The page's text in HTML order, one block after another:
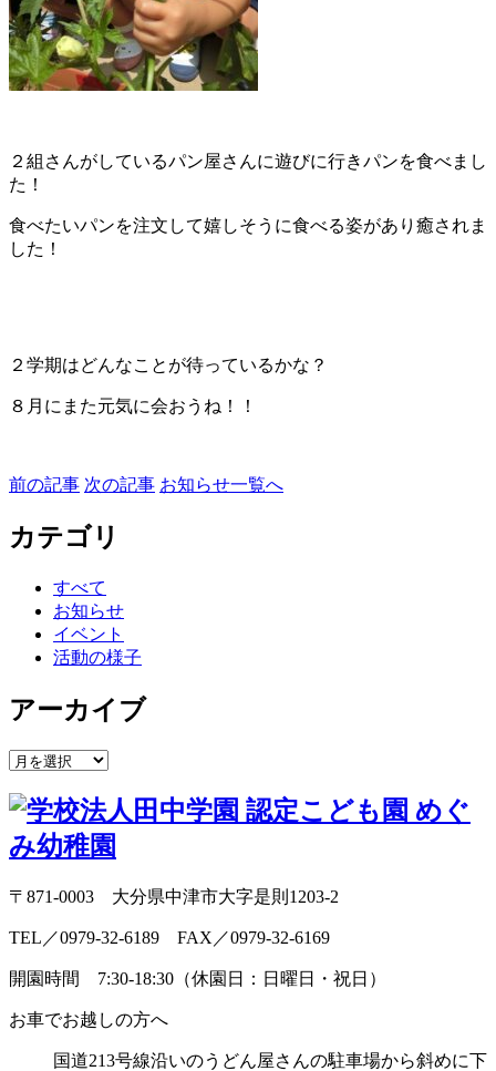
２組さんがしているパン屋さんに遊びに行きパンを食べまし
た！
食べたいパンを注文して嬉しそうに食べる姿があり癒されま
した！
２学期はどんなことが待っているかな？
８月にまた元気に会おうね！！
前の記事 次の記事 お知らせ一覧へ
カテゴリ
すべて
お知らせ
イベント
活動の様子
アーカイブ
〒871-0003 大分県中津市大字是則1203-2
TEL／0979-32-6189 FAX／0979-32-6169
開園時間 7:30-18:30（休園日：日曜日・祝日）
お車でお越しの方へ
国道213号線沿いのうどん屋さんの駐車場から斜めに下